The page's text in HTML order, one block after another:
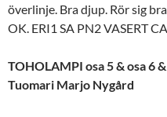
överlinje. Bra djup. Rör sig
OK. ERI1 SA PN2 VASERT
TOHOLAMPI osa 5 & osa 6
Tuomari Marjo Nygård